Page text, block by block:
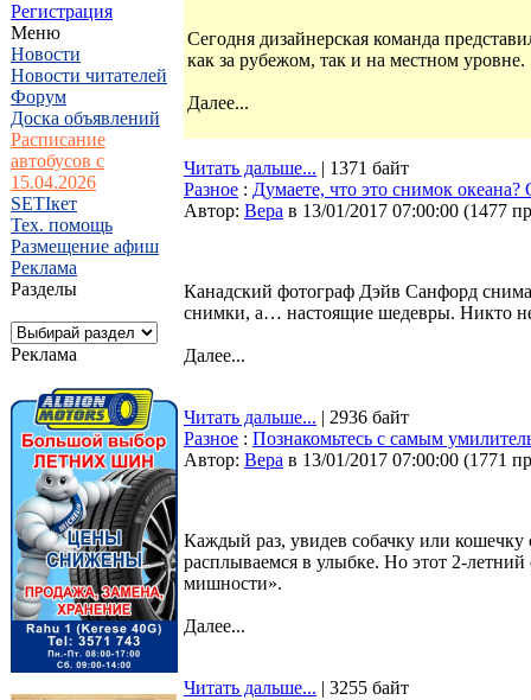
Регистрация
Меню
Новости
Новости читателей
Форум
Доска объявлений
Расписание
автобусов с
15.04.2026
SETIкет
Тех. помощь
Размещение афиш
Реклама
Разделы
Реклама
Сегодня дизайнерская команда
как за рубежом, так и на местном уровне.
Далее...
Читать дальше... | 1371 байт
Разное : Думаете, что это снимок океана?
Автор: Bepa в 13/01/2017 07:00:00 (1477
Канадский фотограф Дэйв Санфорд
снимки, а… настоящие шедевры. Никто
Далее...
Читать дальше... | 2936 байт
Разное : Познакомьтесь с самым
Автор: Bepa в 13/01/2017 07:00:00 (1771
Каждый раз, увидев собачку или
расплываемся в улыбке. Но этот 2-
мишности».
Далее...
Читать дальше... | 3255 байт